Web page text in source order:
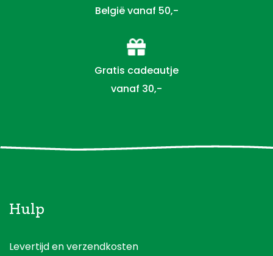
België vanaf 50,-
Gratis cadeautje
vanaf 30,-
Hulp
Levertijd en verzendkosten